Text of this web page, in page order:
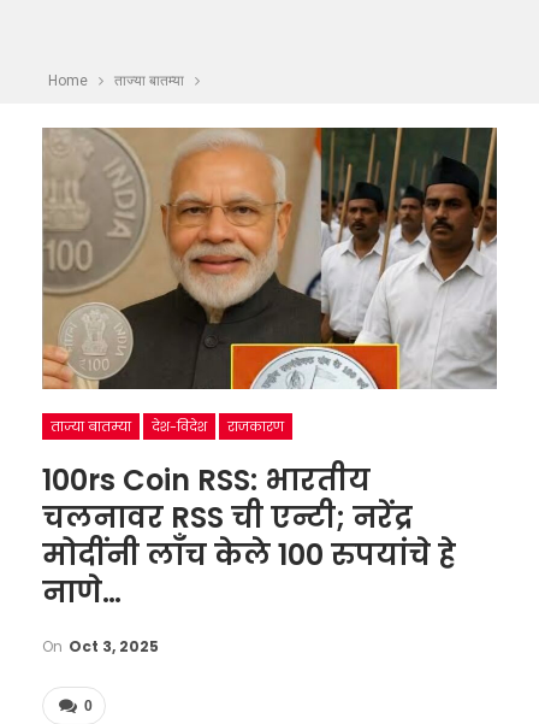
Home ताज्या बातम्या
ताज्या बातम्या देश-विदेश राजकारण
100rs Coin RSS: भारतीय
चलनावर RSS ची एन्टी; नरेंद्र
मोदींनी लाँच केले 100 रुपयांचे हे
नाणे…
On Oct 3, 2025
0